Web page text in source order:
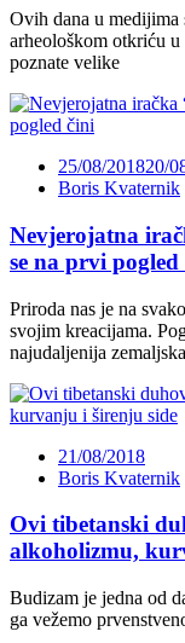
Ovih dana u medijima
arheološkom otkriću
poznate velike
25/08/201820/
Boris Kvaternik
Nevjerojatna
se na prvi pogled
Priroda nas je na
svojim kreacijama.
najudaljenija zemaljska
21/08/2018
Boris Kvaternik
Ovi tibetanski
alkoholizmu,
Budizam je jedna od
ga vežemo